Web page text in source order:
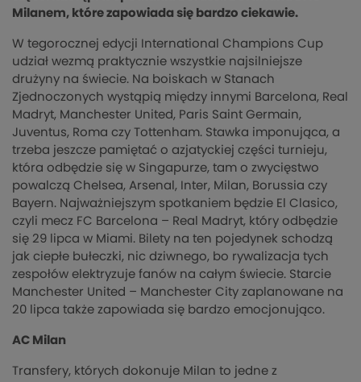
Milanem, które zapowiada się bardzo ciekawie.
W tegorocznej edycji International Champions Cup
udział wezmą praktycznie wszystkie najsilniejsze
drużyny na świecie. Na boiskach w Stanach
Zjednoczonych wystąpią między innymi Barcelona, Real
Madryt, Manchester United, Paris Saint Germain,
Juventus, Roma czy Tottenham. Stawka imponująca, a
trzeba jeszcze pamiętać o azjatyckiej części turnieju,
która odbędzie się w Singapurze, tam o zwycięstwo
powalczą Chelsea, Arsenal, Inter, Milan, Borussia czy
Bayern. Najważniejszym spotkaniem będzie El Clasico,
czyli mecz FC Barcelona – Real Madryt, który odbędzie
się 29 lipca w Miami. Bilety na ten pojedynek schodzą
jak ciepłe bułeczki, nic dziwnego, bo rywalizacja tych
zespołów elektryzuje fanów na całym świecie. Starcie
Manchester United – Manchester City zaplanowane na
20 lipca także zapowiada się bardzo emocjonująco.
AC Milan
Transfery, których dokonuje Milan to jedne z